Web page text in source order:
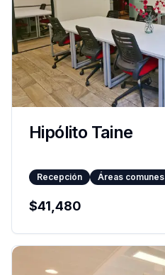
Hipólito Taine
Recepción Áreas comunes
$41,480